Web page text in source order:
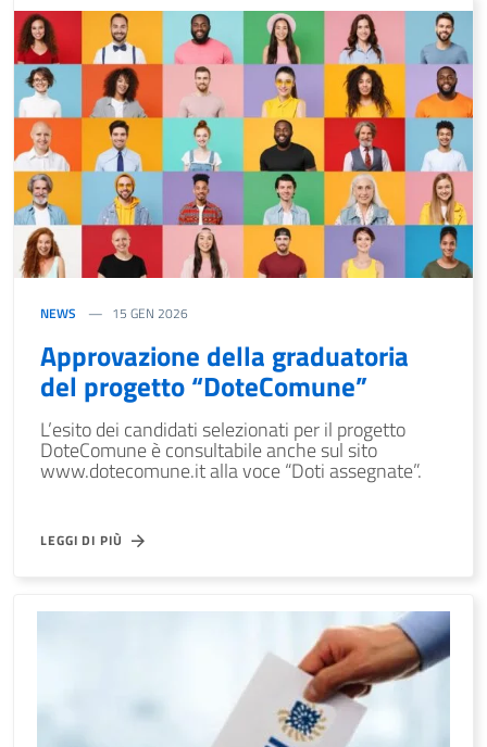
NEWS 15 GEN 2026
Approvazione della graduatoria
del progetto “DoteComune”
L’esito dei candidati selezionati per il progetto
DoteComune è consultabile anche sul sito
www.dotecomune.it alla voce “Doti assegnate”.
LEGGI DI PIÙ